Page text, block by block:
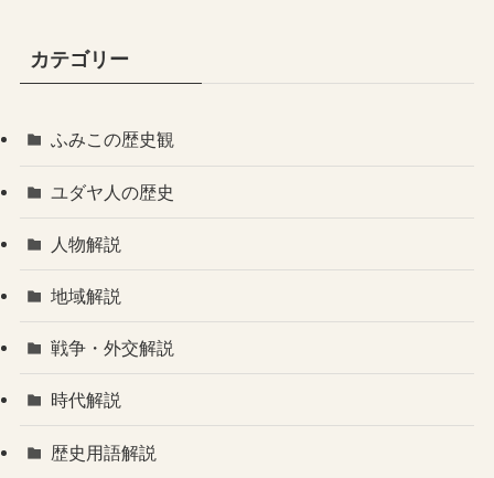
カテゴリー
ふみこの歴史観
ユダヤ人の歴史
人物解説
地域解説
戦争・外交解説
時代解説
歴史用語解説